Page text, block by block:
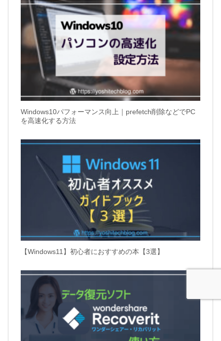
Windows10パフォーマンス向上｜prefetch削除などでPC
を高速化する方法
【Windows11】初心者におすすめの本【3選】